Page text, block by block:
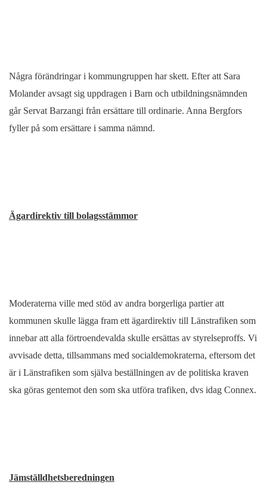
Några förändringar i kommungruppen har skett. Efter att Sara
Molander avsagt sig uppdragen i Barn och utbildningsnämnden
går Servat Barzangi från ersättare till ordinarie. Anna Bergfors
fyller på som ersättare i samma nämnd.
Ägardirektiv till bolagsstämmor
Moderaterna ville med stöd av andra borgerliga partier att
kommunen skulle lägga fram ett ägardirektiv till Länstrafiken som
innebar att alla förtroendevalda skulle ersättas av styrelseproffs. Vi
avvisade detta, tillsammans med socialdemokraterna, eftersom det
är i Länstrafiken som själva beställningen av de politiska kraven
ska göras gentemot den som ska utföra trafiken, dvs idag Connex.
Jämställdhetsberedningen